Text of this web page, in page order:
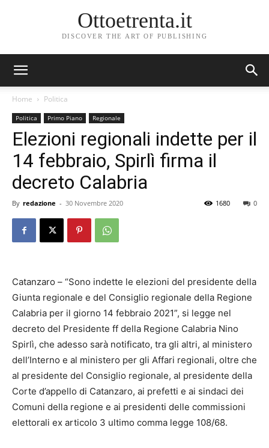
Ottoetrenta.it
DISCOVER THE ART OF PUBLISHING
Home Politica
Politica Primo Piano Regionale
Elezioni regionali indette per il
14 febbraio, Spirlì firma il
decreto Calabria
By redazione - 30 Novembre 2020 0
1680
Catanzaro – “Sono indette le elezioni del presidente della
Giunta regionale e del Consiglio regionale della Regione
Calabria per il giorno 14 febbraio 2021”, si legge nel
decreto del Presidente ff della Regione Calabria Nino
Spirlì, che adesso sarà notificato, tra gli altri, al ministero
dell’Interno e al ministero per gli Affari regionali, oltre che
al presidente del Consiglio regionale, al presidente della
Corte d’appello di Catanzaro, ai prefetti e ai sindaci dei
Comuni della regione e ai presidenti delle commissioni
elettorali ex articolo 3 ultimo comma legge 108/68.